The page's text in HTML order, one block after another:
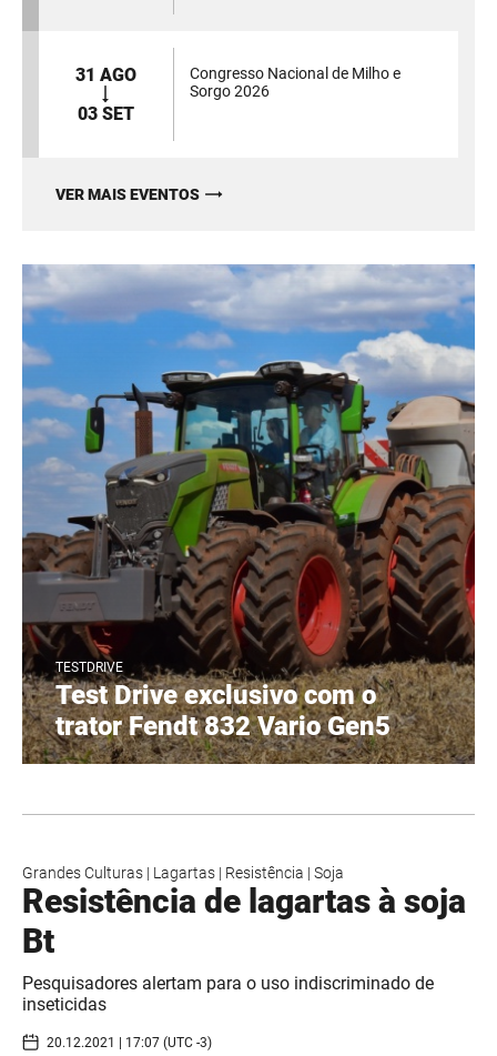
31 AGO
03 SET
Congresso Nacional de Milho e
Sorgo 2026
VER MAIS EVENTOS
TESTDRIVE
Test Drive exclusivo com o
trator Fendt 832 Vario Gen5
Grandes Culturas | Lagartas | Resistência | Soja
Resistência de lagartas à soja
Bt
Pesquisadores alertam para o uso indiscriminado de
inseticidas
20.12.2021 | 17:07 (UTC -3)